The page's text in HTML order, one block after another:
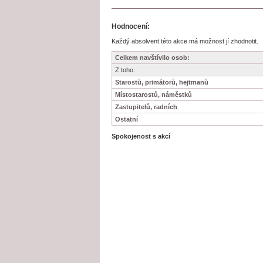
Hodnocení:
Každý absolvent této akce má možnost jí zhodnotit.
Celkem navštívilo osob:
Z toho:
Starostů, primátorů, hejtmanů
Místostarostů, náměstků
Zastupitelů, radních
Ostatní
Spokojenost s akcí